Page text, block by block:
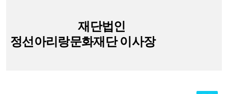
재단법인
정선아리랑문화재단 이사장